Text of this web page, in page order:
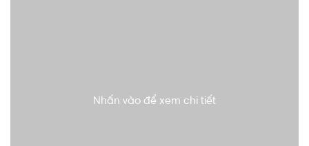
Nhấn vào để xem chi tiết